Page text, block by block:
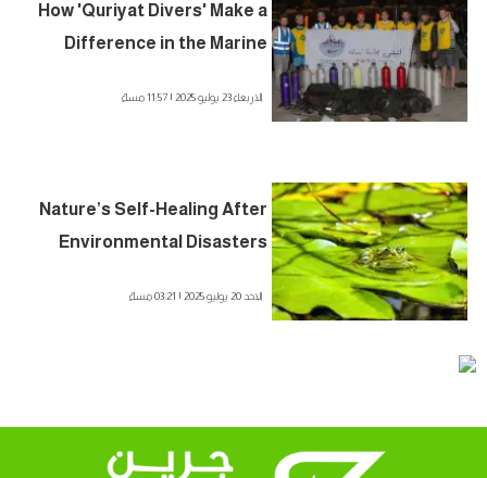
How 'Quriyat Divers' Make a
Difference in the Marine
الاربعاء 23 يوليو 2025 | 11:57 مساءً
Nature’s Self-Healing After
Environmental Disasters
الاحد 20 يوليو 2025 | 03:21 مساءً